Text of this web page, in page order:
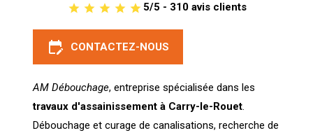
5/5 - 310 avis clients
edit_calendar CONTACTEZ-NOUS
AM Débouchage, entreprise spécialisée dans les
travaux d'assainissement à Carry-le-Rouet.
Débouchage et curage de canalisations, recherche de